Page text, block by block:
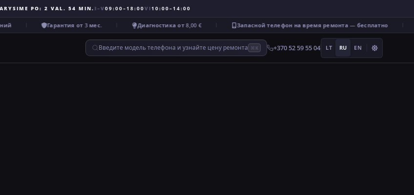
PO: 2 VAL. 54 MIN. I–V09:00–18:00VI10:00–14:00
Гарантия от 3 мес. Диагностика от 8,00 € Запасной телефон на время ремонта — бесплатно
Введите модель телефона и узнайте цену ремонта ⌘K +370 52 59 55 04 LT RU EN